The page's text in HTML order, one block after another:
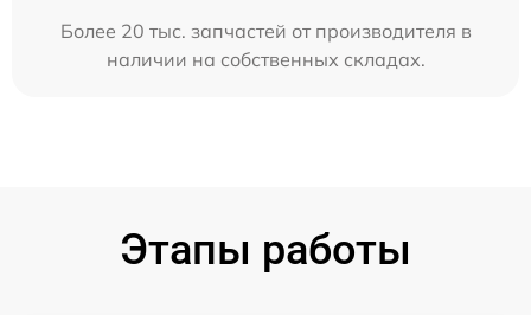
Более 20 тыс. запчастей от производителя в
наличии на собственных складах.
Этапы работы